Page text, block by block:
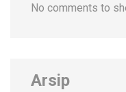
No comments to
Arsip